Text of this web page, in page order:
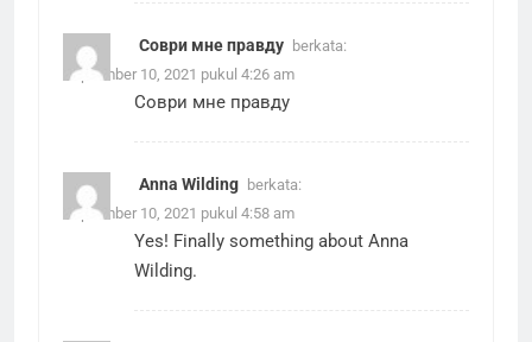
Соври мне правду berkata:
September 10, 2021 pukul 4:26 am
Соври мне правду
Anna Wilding berkata:
September 10, 2021 pukul 4:58 am
Yes! Finally something about Anna
Wilding.